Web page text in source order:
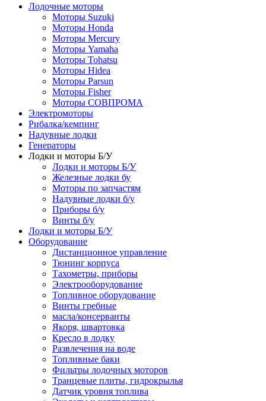
Лодочные моторы
Моторы Suzuki
Моторы Honda
Моторы Mercury
Моторы Yamaha
Моторы Tohatsu
Моторы Hidea
Моторы Parsun
Моторы Fisher
Моторы СОВПРОМА
Электромоторы
Рибалка/кемпинг
Надувные лодки
Генераторы
Лодки и моторы Б/У
Лодки и моторы Б/У
Железные лодки бу
Моторы по запчастям
Надувные лодки б/у
Приборы б/у
Винты б/у
Лодки и моторы Б/У
Оборудование
Дистанционное управление
Тюнинг корпуса
Тахометры, приборы
Электрооборудование
Топливное оборудование
Винты гребные
масла/консерванты
Якоря, швартовка
Кресло в лодку
Развлечения на воде
Топливные баки
Фильтры лодочных моторов
Транцевые плиты, гидрокрылья
Датчик уровня топлива